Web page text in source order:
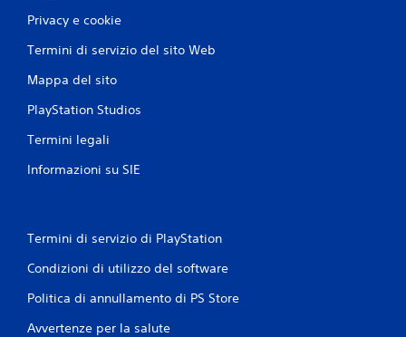
Privacy e cookie
Termini di servizio del sito Web
Mappa del sito
PlayStation Studios
Termini legali
Informazioni su SIE
Termini di servizio di PlayStation
Condizioni di utilizzo del software
Politica di annullamento di PS Store
Avvertenze per la salute